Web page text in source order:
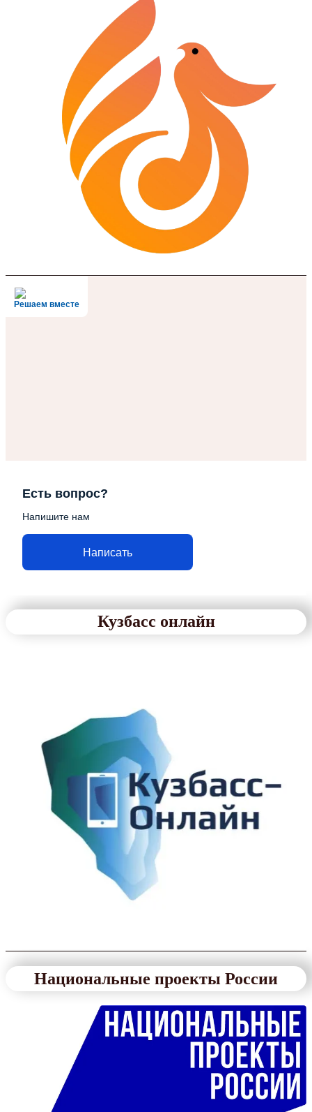
Решаем вместе
Есть вопрос?
Напишите нам
Написать
Кузбасс онлайн
Национальные проекты России